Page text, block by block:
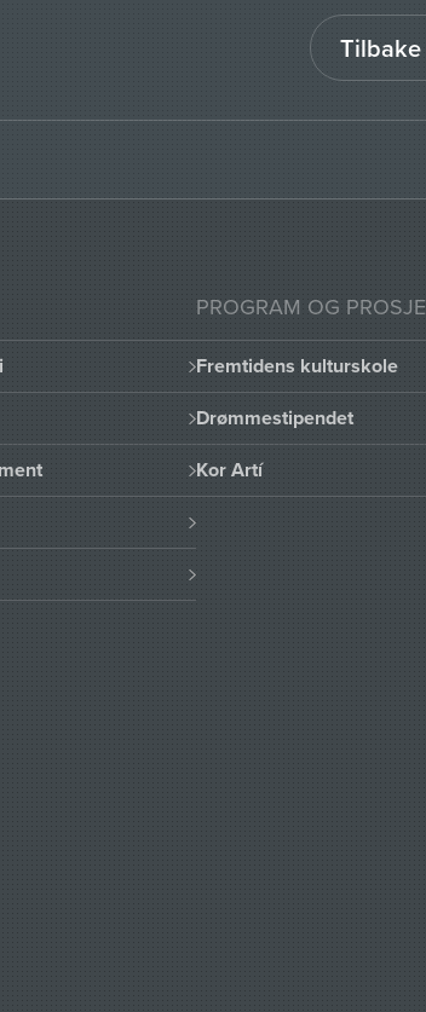
PROGRAM OG
Fremtidens kulturskole
Drømmestipendet
Kor Artí